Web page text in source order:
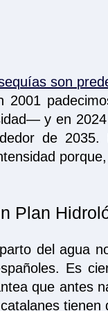
son
2001
y en
de
Plan
del agua
Es
que antes